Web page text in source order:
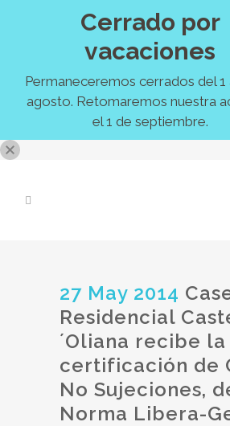
27 May 2014
Residencial
´Oliana recibe la
certificación de
No Sujeciones,
Norma Libera-
Cerrado por
vacaciones
Permaneceremos cerrados del 1
agosto. Retomaremos nuestra
el 1 de septiembre.